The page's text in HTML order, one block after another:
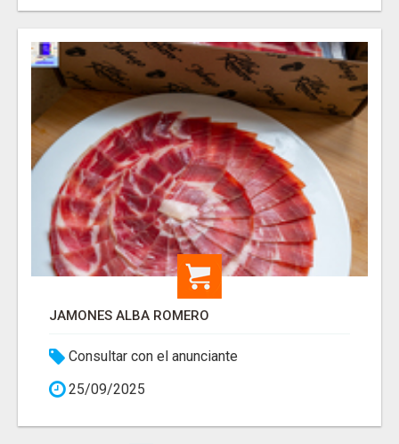
JAMONES ALBA ROMERO
Consultar con el anunciante
25/09/2025